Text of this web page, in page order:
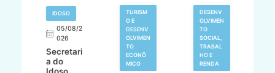
IDOSO
05/08/2
026
Secretari
a do
Idoso
TURISM
O E
DESENV
OLVIMEN
TO
ECONÔ
MICO
DESENV
OLVIMEN
TO
SOCIAL,
TRABAL
HO E
RENDA